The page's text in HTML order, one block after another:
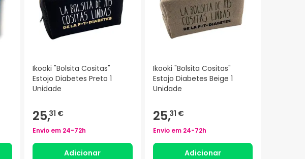
Ikooki "Bolsita Cositas"
Estojo Diabetes Preto 1
Unidade
25,31 €
Envio em 24-72h
Adicionar
Ikooki "Bolsita Cositas"
Estojo Diabetes Beige 1
Unidade
25,31 €
Envio em 24-72h
Adicionar